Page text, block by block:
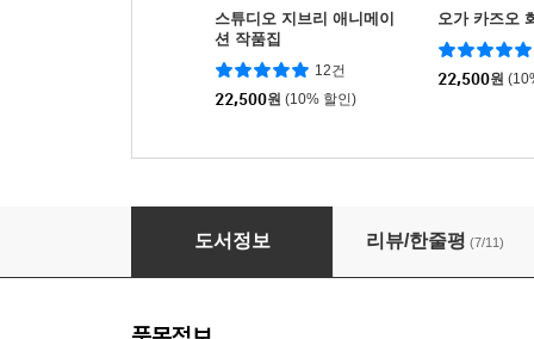
스튜디오 지브리 애니메이
션 작품집
12건
22,500원 (10% 할인)
오가 카즈오
22,500원
벼랑 위의 포뇨
도서정보 리뷰/한줄평 (7/11)